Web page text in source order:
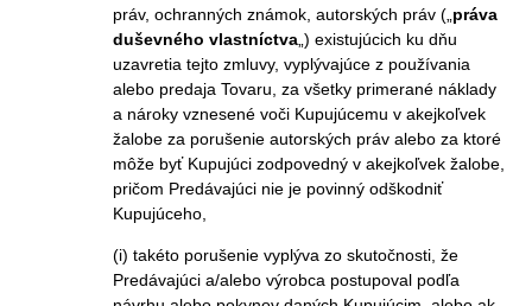
práv, ochranných známok, autorských práv („ práva
duševného vlastníctva „) existujúcich ku dňu
uzavretia tejto zmluvy, vyplývajúce z používania
alebo predaja Tovaru, za všetky primerané náklady
a nároky vznesené voči Kupujúcemu v akejkoľvek
žalobe za porušenie autorských práv alebo za ktoré
môže byť Kupujúci zodpovedný v akejkoľvek žalobe,
pričom Predávajúci nie je povinný odškodniť
Kupujúceho,
(i) takéto porušenie vyplýva zo skutočnosti, že
Predávajúci a/alebo výrobca postupoval podľa